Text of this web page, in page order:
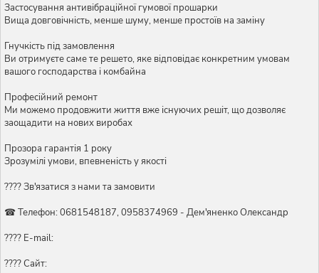
Застосування антивібраційної гумової прошарки
Вища довговічність, менше шуму, менше простоїв на заміну
Гнучкість під замовлення
Ви отримуєте саме те решето, яке відповідає конкретним умовам
вашого господарства і комбайна
Професійний ремонт
Ми можемо продовжити життя вже існуючих решіт, що дозволяє
заощадити на нових виробах
Прозора гарантія 1 року
Зрозумілі умови, впевненість у якості
???? Зв'язатися з нами та замовити
☎ Телефон: 0681548187, 0958374969 - Дем'яненко Олександр
???? E-mail:
???? Сайт: